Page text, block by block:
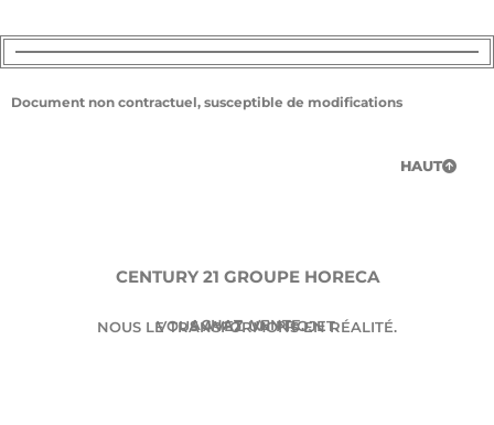
Document non contractuel, susceptible de modifications
HAUT
CENTURY 21 GROUPE HORECA
ACHAT. VENTE.
VOUS AVEZ UN PROJET.
NOUS LE TRANSFORMONS EN RÉALITÉ.